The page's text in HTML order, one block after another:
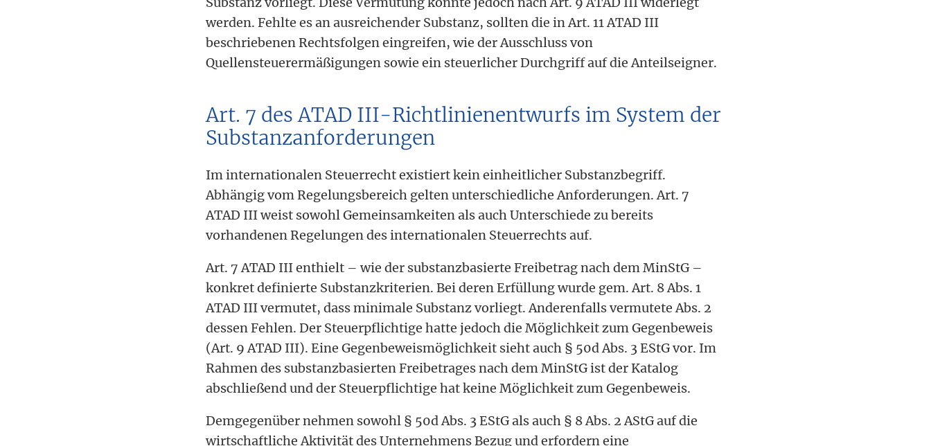
werden. Fehlte es an ausreichender Substanz, sollten die in Art. 11 ATAD III
beschriebenen Rechtsfolgen eingreifen, wie der Ausschluss von
Quellensteuerermäßigungen sowie ein steuerlicher Durchgriff auf die Anteilseigner.
Art. 7 des ATAD III-Richtlinienentwurfs im System der
Substanzanforderungen
Im internationalen Steuerrecht existiert kein einheitlicher Substanzbegriff.
Abhängig vom Regelungsbereich gelten unterschiedliche Anforderungen. Art. 7
ATAD III weist sowohl Gemeinsamkeiten als auch Unterschiede zu bereits
vorhandenen Regelungen des internationalen Steuerrechts auf.
Art. 7 ATAD III enthielt – wie der substanzbasierte Freibetrag nach dem MinStG –
konkret definierte Substanzkriterien. Bei deren Erfüllung wurde gem. Art. 8 Abs. 1
ATAD III vermutet, dass minimale Substanz vorliegt. Anderenfalls vermutete Abs. 2
dessen Fehlen. Der Steuerpflichtige hatte jedoch die Möglichkeit zum Gegenbeweis
(Art. 9 ATAD III). Eine Gegenbeweismöglichkeit sieht auch § 50d Abs. 3 EStG vor. Im
Rahmen des substanzbasierten Freibetrages nach dem MinStG ist der Katalog
abschließend und der Steuerpflichtige hat keine Möglichkeit zum Gegenbeweis.
Demgegenüber nehmen sowohl § 50d Abs. 3 EStG als auch § 8 Abs. 2 AStG auf die
wirtschaftliche Aktivität des Unternehmens Bezug und erfordern eine